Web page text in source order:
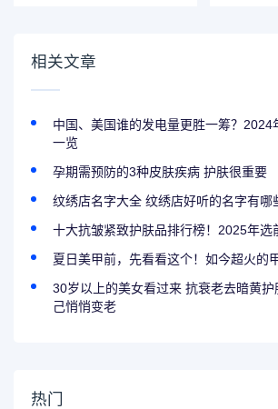
相关文章
中国、美国谁的发电量更胜一筹？2024
一览
孕期需预防的3种皮肤疾病 护肤很重要
纹绣店名字大全 纹绣店好听的名字有哪
十大抗皱紧致护肤品排行榜！2025年选
夏日美甲前，先看看这个！如今超火的
30岁以上的美女看过来 抗衰老去暗黄护
己悄悄变老
热门